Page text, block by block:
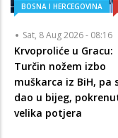
BOSNA I HERCEGOVINA
Sat, 8 Aug 2026 - 08:16
Krvoproliće u Gracu:
Turčin nožem izbo
muškarca iz BiH, pa
dao u bijeg,
velika potjera